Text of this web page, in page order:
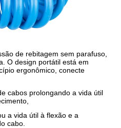
de rebitagem sem parafuso,
O design portátil está em
ergonômico, conecte
cabos prolongando a vida útil
a vida útil à flexão e a
cabo.